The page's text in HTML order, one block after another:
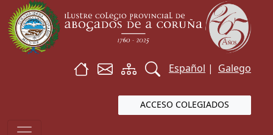
Español | Galego
ACCESO COLEGIADOS